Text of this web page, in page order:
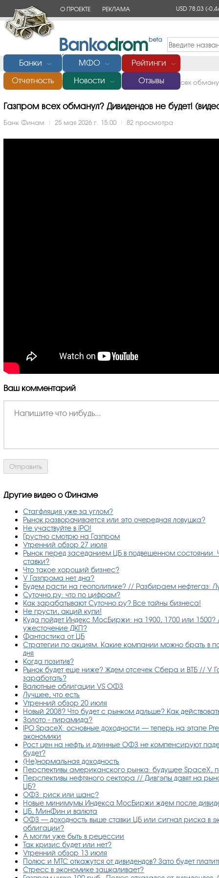
О ПРОЕКТЕ РЕКЛАМА USD 78,03(-
Банки ﹀ МФО ﹀ Рейтинги ﹀
Отчетность Новости ﹀ Отзывы
Главная/Банки России/Финам Видео/Газпром всех
Газпром всех обманул? Дивидендов не будет!
Банк Финам | 25 мая 2026 г. 15:00 | 82 просмотра
Ваш комментарий
Другие видео о Финаме
Стагфляция уже за углом?
Рынок разворачивается или это очередная ловушка?
Не участвуйте в IPO!
Грустно смотрю на Газпром
Утренний обзор 27 июля
Рынок перед заседанием ЦБ в подвешенном
ставки?
Что такое хороший бизнес?
У Газпрома нет дна?
Будем расти на геополитике? // Разбираем нефтегаз:
Суточно.ру: что по цифрам?
Как зарабатывают Суточно.ру? Все тайны бизнеса!
Не грусти, акций купи!
Куда пойдет Индекс МосБиржи: на 1900, 1700 или
ужесточение ДКП?
Фантастика от ЦБ
Стратегии по акциям. Какие компании можно брать в
дня
Когда позитив?
Рынок будет еще ниже? Ждем отсечек Сбера и ВТБ // У
заработать?
Валютные облигации VS ОФЗ
Лучшее, что есть
Утренний обзор 20 июля
Новый 2008? Что будет с рынком дальше? Как
Золото - пирамида?
IPO SpaceX: основные доходности — теперь на этапе
экономики
Рост цен на нефть и длинные ОФЗ не компенсируют
будет?
(Не)нормальная доходность
Перспективы американского рынка: будущее SpaceX,
Перспективы нефтяного сектора // Дивгэпы давят на
ЦБ?
ОФЗ: риск или шанс?
Новые минимумы Индекса МосБиржи ждем после
ЦБ, МинФин и валюта
ОФЗ — доходность выше ставки ЦБ или сигнал риска в
облигации?
А могли уже быть в рецессии
Так кризис будет или нет?
Утренний обзор 13 июля
Полюс и МТС откажутся от дивидендов? Зато будет
Стресс в экономике зашкаливает?